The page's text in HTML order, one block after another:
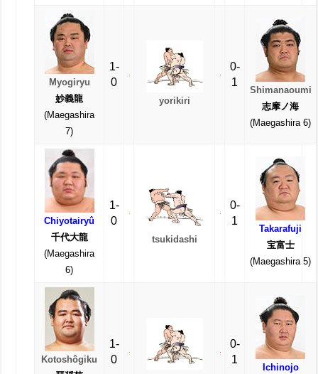
Myogiryu
妙義龍
(Maegashira
7)
1-
0
yorikiri
0-
1
Shimanaoumi
志摩ノ海
(Maegashira 6)
Chiyotairyû
千代大龍
(Maegashira
6)
1-
0
tsukidashi
0-
1
Takarafuji
宝富士
(Maegashira 5)
Kotoshôgiku
1-
0
0-
1
Ichinojo